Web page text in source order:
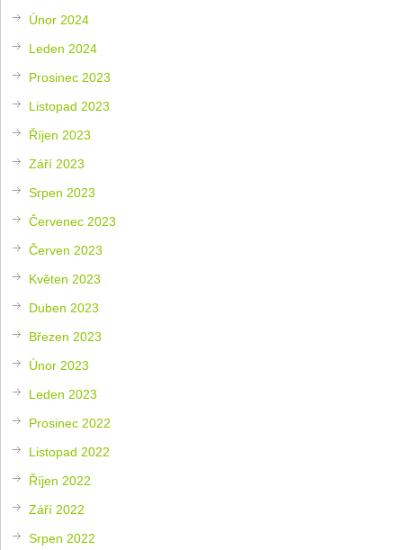
Únor 2024
Leden 2024
Prosinec 2023
Listopad 2023
Říjen 2023
Září 2023
Srpen 2023
Červenec 2023
Červen 2023
Květen 2023
Duben 2023
Březen 2023
Únor 2023
Leden 2023
Prosinec 2022
Listopad 2022
Říjen 2022
Září 2022
Srpen 2022